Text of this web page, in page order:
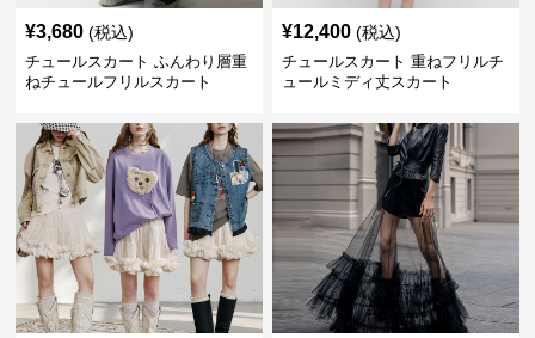
¥3,680 (税込)
チュールスカート ふんわり層重
ねチュールフリルスカート
¥12,400 (税込)
チュールスカート 重ねフリルチ
ュールミディ丈スカート